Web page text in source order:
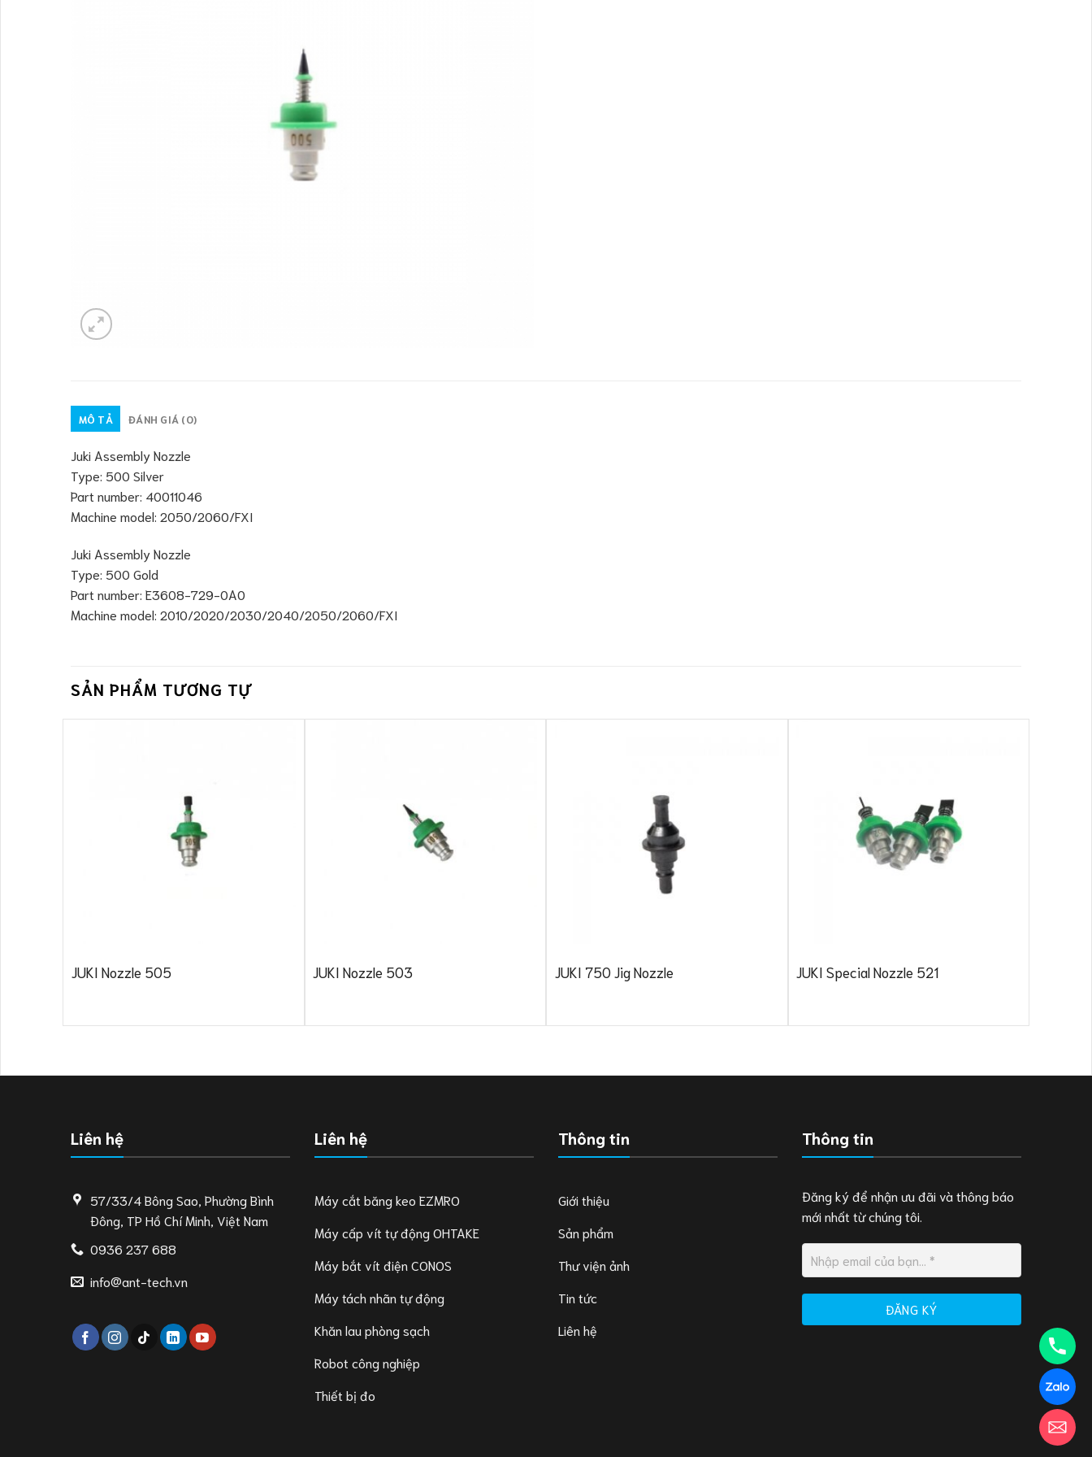
MÔ TẢ ĐÁNH GIÁ (0)
Juki Assembly Nozzle
Type: 500 Silver
Part number: 40011046
Machine model: 2050/2060/FXI
Juki Assembly Nozzle
Type: 500 Gold
Part number: E3608-729-0A0
Machine model: 2010/2020/2030/2040/2050/2060/FXI
SẢN PHẨM TƯƠNG TỰ
JUKI Nozzle 505 JUKI Nozzle 503 JUKI 750 Jig Nozzle JUKI Special Nozzle 521
Liên hệ
57/33/4 Bông Sao, Phường Bình
Đông, TP Hồ Chí Minh, Việt Nam
0936 237 688
info@ant-tech.vn
Liên hệ
Máy cắt băng keo EZMRO
Máy cấp vít tự động OHTAKE
Máy bắt vít điện CONOS
Máy tách nhãn tự động
Khăn lau phòng sạch
Robot công nghiệp
Thiết bị đo
Thông tin
Giới thiệu
Sản phẩm
Thư viện ảnh
Tin tức
Liên hệ
Thông tin
Đăng ký để nhận ưu đãi và thông báo
mới nhất từ chúng tôi.